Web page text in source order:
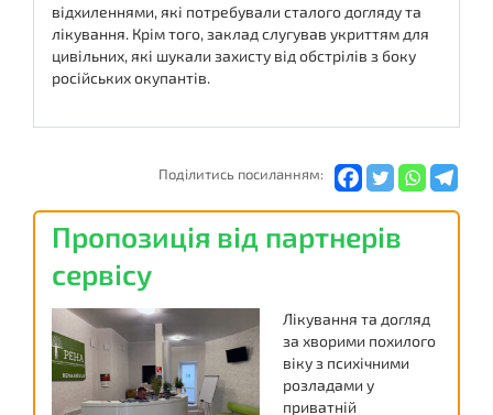
відхиленнями, які потребували сталого догляду та
лікування. Крім того, заклад слугував укриттям для
цивільних, які шукали захисту від обстрілів з боку
російських окупантів.
Подiлитись посиланням:
Пропозиція від партнерів
сервісу
Лікування та догляд
за хворими похилого
віку з психічними
розладами у
приватній